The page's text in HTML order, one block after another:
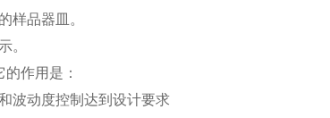
样品器皿。
。
的作用是：
波动度控制达到设计要求